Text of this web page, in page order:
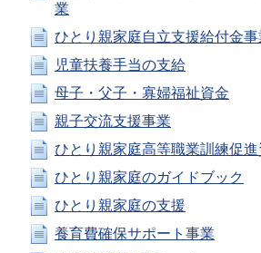
業
ひとり親家庭自立支援給付金事
児童扶養手当の支給
母子・父子・寡婦福祉資金
親子交流支援事業
ひとり親家庭高等職業訓練促
ひとり親家庭のガイドブック
ひとり親家庭の支援
養育費確保サポート事業